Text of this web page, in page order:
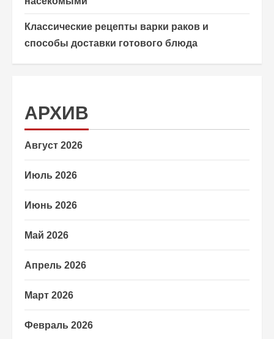
Классические рецепты варки раков и
способы доставки готового блюда
АРХИВ
Август 2026
Июль 2026
Июнь 2026
Май 2026
Апрель 2026
Март 2026
Февраль 2026